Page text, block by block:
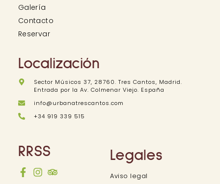
Galería
Contacto
Reservar
Localización
Sector Músicos 37, 28760. Tres Cantos, Madrid.
Entrada por la Av. Colmenar Viejo. España
info@urbanatrescantos.com
+34 919 339 515
RRSS Legales
Aviso legal